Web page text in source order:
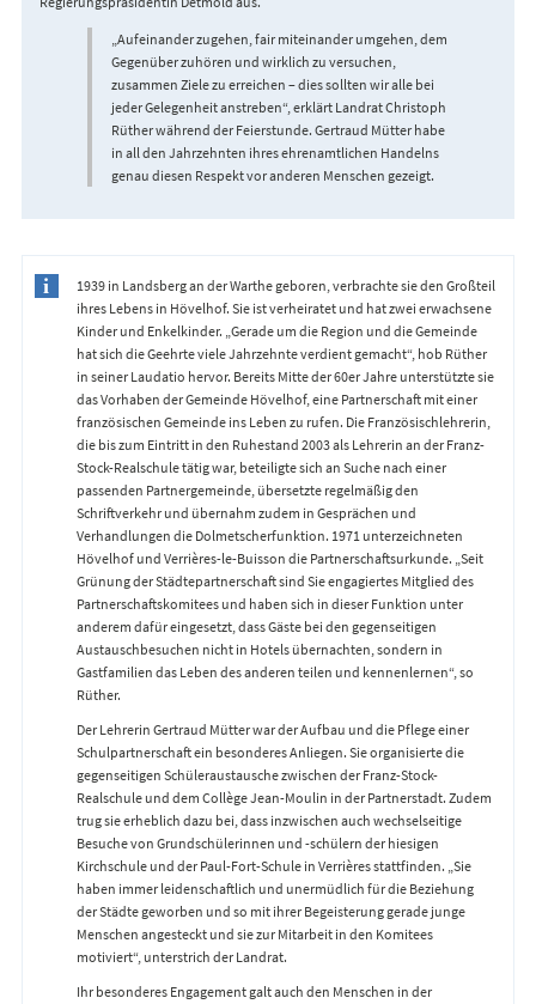
„Aufeinander zugehen, fair miteinander umgehen, dem
Gegenüber zuhören und wirklich zu versuchen,
zusammen Ziele zu erreichen – dies sollten wir alle bei
jeder Gelegenheit anstreben“, erklärt Landrat Christoph
Rüther während der Feierstunde. Gertraud Mütter habe
in all den Jahrzehnten ihres ehrenamtlichen Handelns
genau diesen Respekt vor anderen Menschen gezeigt.
1939 in Landsberg an der Warthe geboren, verbrachte sie den Großteil
ihres Lebens in Hövelhof. Sie ist verheiratet und hat zwei erwachsene
Kinder und Enkelkinder. „Gerade um die Region und die Gemeinde
hat sich die Geehrte viele Jahrzehnte verdient gemacht“, hob Rüther
in seiner Laudatio hervor. Bereits Mitte der 60er Jahre unterstützte sie
das Vorhaben der Gemeinde Hövelhof, eine Partnerschaft mit einer
französischen Gemeinde ins Leben zu rufen. Die Französischlehrerin,
die bis zum Eintritt in den Ruhestand 2003 als Lehrerin an der Franz-
Stock-Realschule tätig war, beteiligte sich an Suche nach einer
passenden Partnergemeinde, übersetzte regelmäßig den
Schriftverkehr und übernahm zudem in Gesprächen und
Verhandlungen die Dolmetscherfunktion. 1971 unterzeichneten
Hövelhof und Verrières-le-Buisson die Partnerschaftsurkunde. „Seit
Grünung der Städtepartnerschaft sind Sie engagiertes Mitglied des
Partnerschaftskomitees und haben sich in dieser Funktion unter
anderem dafür eingesetzt, dass Gäste bei den gegenseitigen
Austauschbesuchen nicht in Hotels übernachten, sondern in
Gastfamilien das Leben des anderen teilen und kennenlernen“, so
Rüther.
Der Lehrerin Gertraud Mütter war der Aufbau und die Pflege einer
Schulpartnerschaft ein besonderes Anliegen. Sie organisierte die
gegenseitigen Schüleraustausche zwischen der Franz-Stock-
Realschule und dem Collège Jean-Moulin in der Partnerstadt. Zudem
trug sie erheblich dazu bei, dass inzwischen auch wechselseitige
Besuche von Grundschülerinnen und -schülern der hiesigen
Kirchschule und der Paul-Fort-Schule in Verrières stattfinden. „Sie
haben immer leidenschaftlich und unermüdlich für die Beziehung
der Städte geworben und so mit ihrer Begeisterung gerade junge
Menschen angesteckt und sie zur Mitarbeit in den Komitees
motiviert“, unterstrich der Landrat.
Ihr besonderes Engagement galt auch den Menschen in der